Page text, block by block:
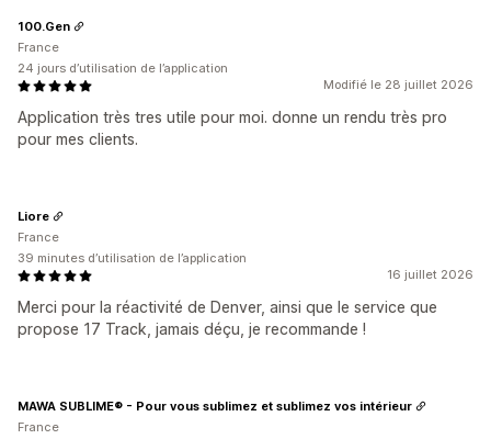
Modifié le 28 juillet 2026
Application très tres utile pour moi. donne un rendu très pro
pour mes clients.
100.Gen
France
24 jours d’utilisation de l’application
16 juillet 2026
Merci pour la réactivité de Denver, ainsi que le service que
propose 17 Track, jamais déçu, je recommande !
Liore
France
39 minutes d’utilisation de l’application
MAWA SUBLIME® - Pour vous sublimez et sublimez vos intérieur
France